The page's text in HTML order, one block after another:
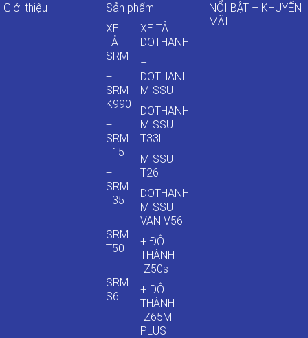
Giới thiệu
Sản phẩm
XE
TẢI
SRM
+
SRM
K990
+
SRM
T15
+
SRM
T35
+
SRM
T50
+
SRM
S6
XE TẢI
DOTHANH
–
DOTHANH
MISSU
DOTHANH
MISSU
T33L
MISSU
T26
DOTHANH
MISSU
VAN V56
+ ĐÔ
THÀNH
IZ50s
+ ĐÔ
THÀNH
IZ65M
PLUS
NỔI BẬT – KHUYẾN
MÃI